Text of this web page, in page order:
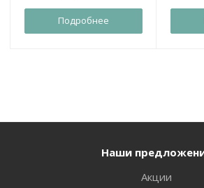
Подробнее
Наши
Акции